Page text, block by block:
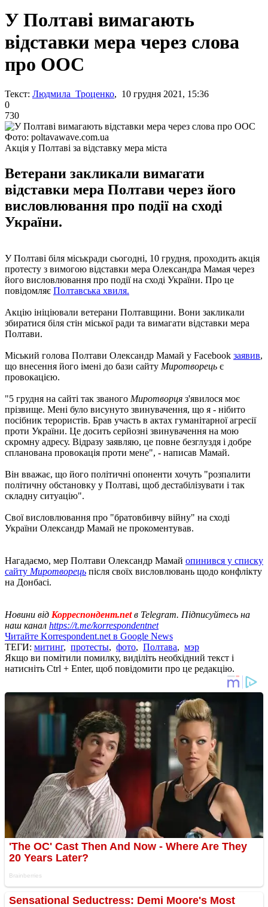
У Полтаві вимагають
відставки мера через слова
про ООС
Текст: Людмила Троценко, 10 грудня 2021, 15:36
0
730
Фото: poltavawave.com.ua
Акція у Полтаві за відставку мера міста
Ветерани закликали вимагати
відставки мера Полтави через його
висловлювання про події на сході
України.
У Полтаві біля міськради сьогодні, 10 грудня, проходить акція
протесту з вимогою відставки мера Олександра Мамая через
його висловлювання про події на сході України. Про це
повідомляє Полтавська хвиля.
Акцію ініціювали ветерани Полтавщини. Вони закликали
збиратися біля стін міської ради та вимагати відставки мера
Полтави.
Міський голова Полтави Олександр Мамай у Facebook заявив,
що внесення його імені до бази сайту Миротворець є
провокацією.
"5 грудня на сайті так званого Миротворця з'явилося моє
прізвище. Мені було висунуто звинувачення, що я - нібито
посібник терористів. Брав участь в актах гуманітарної агресії
проти України. Це досить серйозні звинувачення на мою
скромну адресу. Відразу заявляю, це повне безглуздя і добре
спланована провокація проти мене", - написав Мамай.
Він вважає, що його політичні опоненти хочуть "розпалити
політичну обстановку у Полтаві, щоб дестабілізувати і так
складну ситуацію".
Свої висловлювання про "братовбивчу війну" на сході
України Олександр Мамай не прокоментував.
Нагадаємо, мер Полтави Олександр Мамай опинився у списку
сайту Миротворець після своїх висловлювань щодо конфлікту
на Донбасі.
Новини від Корреспондент.netв Telegram. Підписуйтесь на
наш канал https://t.me/korrespondentnet
Читайте Korrespondent.net в Google News
ТЕГИ: митинг, протесты, фото, Полтава, мэр
Якщо ви помітили помилку, виділіть необхідний текст і
натисніть Ctrl + Enter, щоб повідомити про це редакцію.